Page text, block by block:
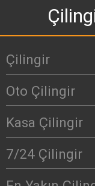
Çilingir
Oto Çilingir
Kasa Çilingir
7/24 Çilingir